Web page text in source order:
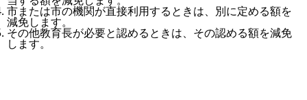
市または市の機関が直接利用するときは、別に定める額を
減免します。
その他教育長が必要と認めるときは、その認める額を減免
します。